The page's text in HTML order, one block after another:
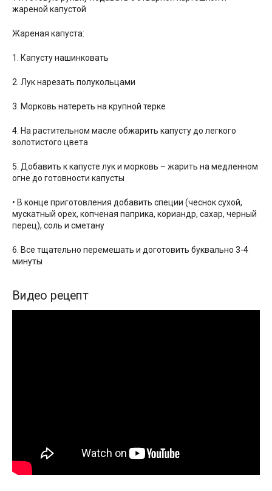
жареной капустой
Жареная капуста:
1. Капусту нашинковать
2. Лук нарезать полукольцами
3. Морковь натереть на крупной терке
4. На растительном масле обжарить капусту до легкого
золотистого цвета
5. Добавить к капусте лук и морковь – жарить на медленном
огне до готовности капусты
• В конце приготовления добавить специи (чеснок сухой,
мускатный орех, копченая паприка, кориандр, сахар, черный
перец), соль и сметану
6. Все тщательно перемешать и доготовить буквально 3-4
минуты
Видео рецепт